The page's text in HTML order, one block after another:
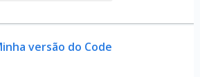
versão do Code